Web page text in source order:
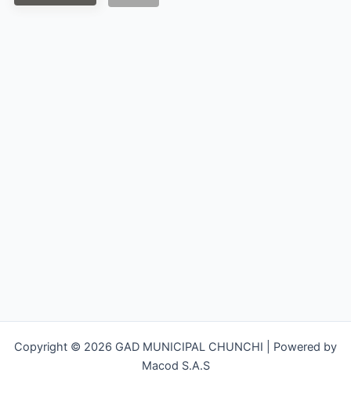
Copyright © 2026 GAD MUNICIPAL CHUNCHI | Powered by
Macod S.A.S